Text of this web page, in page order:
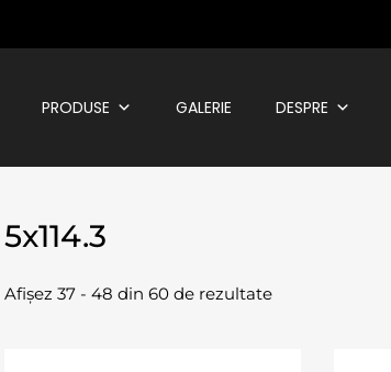
PRODUSE GALERIE DESPRE
5x114.3
Afișez 37 - 48 din 60 de rezultate